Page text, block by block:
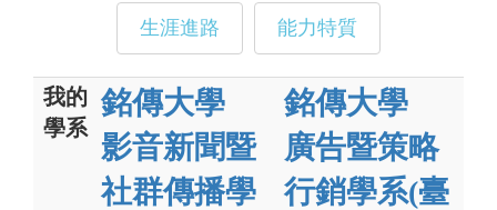
生涯進路 能力特質
我的
學系
銘傳大學
影音新聞暨
社群傳播學
銘傳大學
廣告暨策略
行銷學系(臺